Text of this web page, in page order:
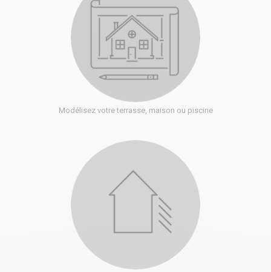
Modélisez votre terrasse, maison ou piscine